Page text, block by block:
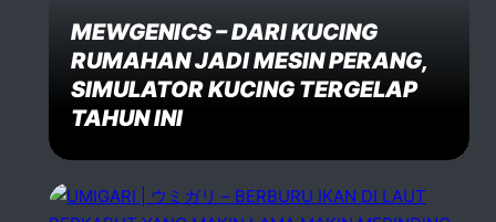
MEWGENICS – DARI KUCING
RUMAHAN JADI MESIN PERANG,
SIMULATOR KUCING TERGELAP
TAHUN INI